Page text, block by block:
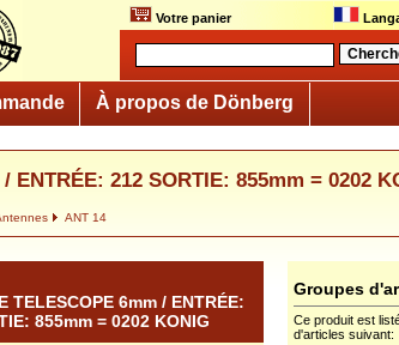
Votre panier
À propos de Dönberg
ENTRÉE: 212 SORTIE: 855mm = 0202
ANT 14
TELESCOPE 6mm / ENTRÉE:
855mm = 0202 KONIG
Groupes
Ce produit est
d'articles suivant: